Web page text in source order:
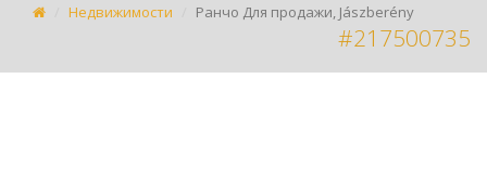
Недвижимости Ранчо Для продажи, Jászberény
#217500735